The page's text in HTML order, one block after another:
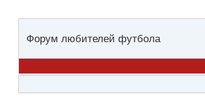
Форум любителей футбола